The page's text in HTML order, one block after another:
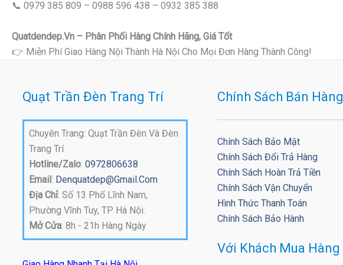
📞 0979 385 809 – 0988 596 438 – 0932 385 388
Quatdendep.vn – Phân Phối Hàng Chính Hãng, Giá Tốt
👉 Miễn Phí Giao Hàng Nội Thành Hà Nội Cho Mọi Đơn Hàng Thành Công!
Quạt Trần Đèn Trang Trí
Chuyên Trang: Quạt Trần Đèn Và Đèn
Trang Trí
Hotline/Zalo: 0972806638
Email: Denquatdep@gmail.com
Địa Chỉ: Số 13 Phố Lĩnh Nam,
Phường Vĩnh Tuy, TP Hà Nội.
Mở Cửa: 8h - 21h Hàng Ngày
Chính Sách Bán Hàng
Chính Sách Bảo Mật
Chính Sách Đổi Trả Hàng
Chính Sách Hoàn Trả Tiền
Chính Sách Vận Chuyển
Hình Thức Thanh Toán
Chính Sách Bảo Hành
Với Khách Mua Hàng